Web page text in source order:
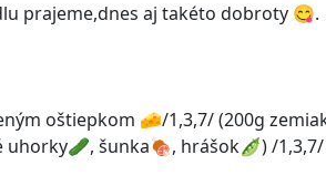
prajeme,dnes aj takéto dobroty 😋.
oštiepkom 🧀/1,3,7/ (200g
uhorky🥒, šunka🍖, hrášok🫛) /1,3,7/